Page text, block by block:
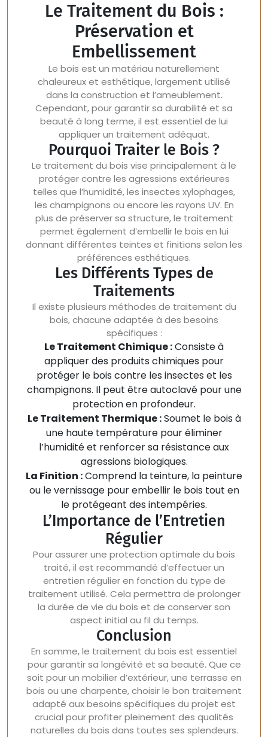
Le Traitement du Bois :
Préservation et
Embellissement
Le bois est un matériau naturellement
chaleureux et esthétique, largement utilisé
dans la construction et l’ameublement.
Cependant, pour garantir sa durabilité et sa
beauté à long terme, il est essentiel de lui
appliquer un traitement adéquat.
Pourquoi Traiter le Bois ?
Le traitement du bois vise principalement à le
protéger contre les agressions extérieures
telles que l’humidité, les insectes xylophages,
les champignons ou encore les rayons UV. En
plus de préserver sa structure, le traitement
permet également d’embellir le bois en lui
donnant différentes teintes et finitions selon les
préférences esthétiques.
Les Différents Types de
Traitements
Il existe plusieurs méthodes de traitement du
bois, chacune adaptée à des besoins
spécifiques :
Le Traitement Chimique :Consiste à
appliquer des produits chimiques pour
protéger le bois contre les insectes et les
champignons. Il peut être autoclavé pour une
protection en profondeur.
Le Traitement Thermique :Soumet le bois à
une haute température pour éliminer
l’humidité et renforcer sa résistance aux
agressions biologiques.
La Finition :Comprend la teinture, la peinture
ou le vernissage pour embellir le bois tout en
le protégeant des intempéries.
L’Importance de l’Entretien
Régulier
Pour assurer une protection optimale du bois
traité, il est recommandé d’effectuer un
entretien régulier en fonction du type de
traitement utilisé. Cela permettra de prolonger
la durée de vie du bois et de conserver son
aspect initial au fil du temps.
Conclusion
En somme, le traitement du bois est essentiel
pour garantir sa longévité et sa beauté. Que ce
soit pour un mobilier d’extérieur, une terrasse en
bois ou une charpente, choisir le bon traitement
adapté aux besoins spécifiques du projet est
crucial pour profiter pleinement des qualités
naturelles du bois dans toutes ses splendeurs.